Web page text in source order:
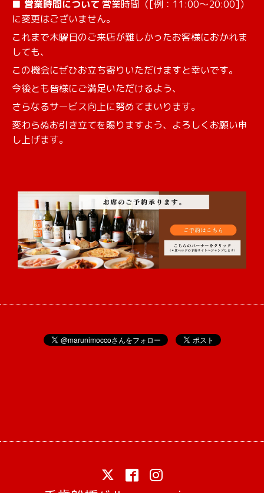
■ 営業時間について 営業時間（[例：11:00～20:00]）
に変更はございません。
これまで木曜日のご来店が難しかったお客様におかれま
しても、
この機会にぜひお立ち寄りいただけますと幸いです。
今後とも皆様にご満足いただけるよう、
さらなるサービス向上に努めてまいります。
変わらぬお引き立てを賜りますよう、よろしくお願い申
し上げます。